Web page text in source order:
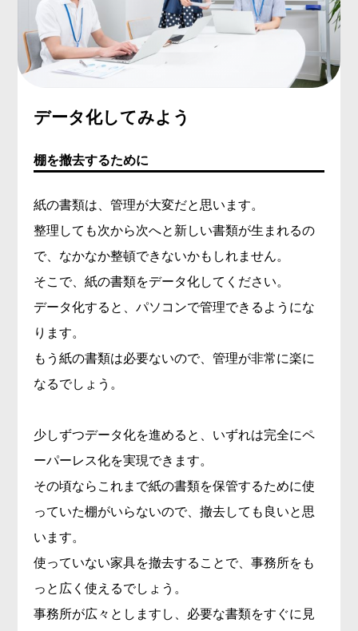
データ化してみよう
棚を撤去するために
紙の書類は、管理が大変だと思います。
整理しても次から次へと新しい書類が生まれるの
で、なかなか整頓できないかもしれません。
そこで、紙の書類をデータ化してください。
データ化すると、パソコンで管理できるようにな
ります。
もう紙の書類は必要ないので、管理が非常に楽に
なるでしょう。
少しずつデータ化を進めると、いずれは完全にペ
ーパーレス化を実現できます。
その頃ならこれまで紙の書類を保管するために使
っていた棚がいらないので、撤去しても良いと思
います。
使っていない家具を撤去することで、事務所をも
っと広く使えるでしょう。
事務所が広々としますし、必要な書類をすぐに見